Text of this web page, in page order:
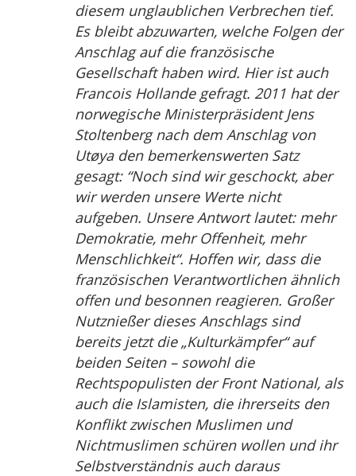
diesem unglaublichen Verbrechen tief.
Es bleibt abzuwarten, welche Folgen der
Anschlag auf die französische
Gesellschaft haben wird. Hier ist auch
Francois Hollande gefragt. 2011 hat der
norwegische Ministerpräsident Jens
Stoltenberg nach dem Anschlag von
Utøya den bemerkenswerten Satz
gesagt: “Noch sind wir geschockt, aber
wir werden unsere Werte nicht
aufgeben. Unsere Antwort lautet: mehr
Demokratie, mehr Offenheit, mehr
Menschlichkeit“. Hoffen wir, dass die
französischen Verantwortlichen ähnlich
offen und besonnen reagieren. Großer
Nutznießer dieses Anschlags sind
bereits jetzt die „Kulturkämpfer“ auf
beiden Seiten – sowohl die
Rechtspopulisten der Front National, als
auch die Islamisten, die ihrerseits den
Konflikt zwischen Muslimen und
Nichtmuslimen schüren wollen und ihr
Selbstverständnis auch daraus